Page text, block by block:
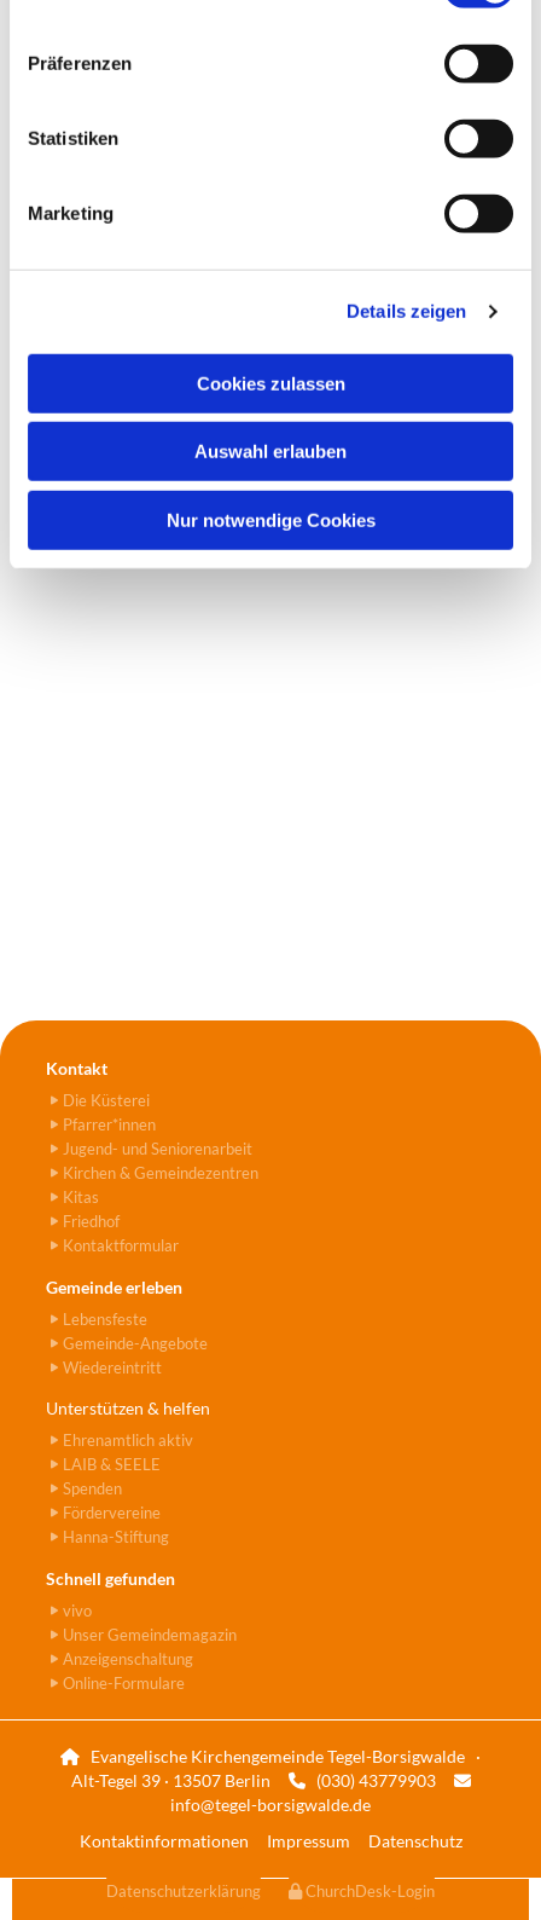
Präferenzen
Statistiken
Marketing
Details zeigen
Cookies zulassen
Auswahl erlauben
Nur notwendige Cookies
Kontakt
Die Küsterei
Pfarrer*innen
Jugend- und Seniorenarbeit
Kirchen & Gemeindezentren
Kitas
Friedhof
Kontaktformular
Gemeinde erleben
Lebensfeste
Gemeinde-Angebote
Wiedereintritt
Unterstützen & helfen
Ehrenamtlich aktiv
LAIB & SEELE
Spenden
Fördervereine
Hanna-Stiftung
Schnell gefunden
vivo
Unser Gemeindemagazin
Anzeigenschaltung
Online-Formulare

Evangelische Kirchengemeinde Tegel-Borsigwalde ·
Alt-Tegel 39 · 13507 Berlin
(030) 43779903 
info@tegel-borsigwalde.de
Kontaktinformationen
Impressum Datenschutz
Datenschutzerklärung ChurchDesk-Login